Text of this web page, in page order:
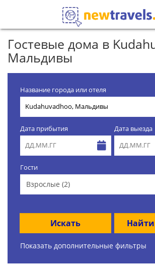
Гостевые дома в
Мальдивы
Название города или отеля
Дата прибытия Дата выезда
Гости
Взрослые (2)
Искать
Показать дополнительные фильтры